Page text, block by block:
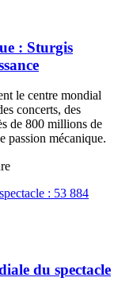
: Sturgis
le centre mondial
concerts, des
de 800 millions de
passion mécanique.
du spectacle